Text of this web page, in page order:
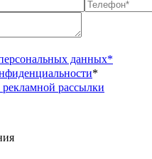
данных*
*
рассылки